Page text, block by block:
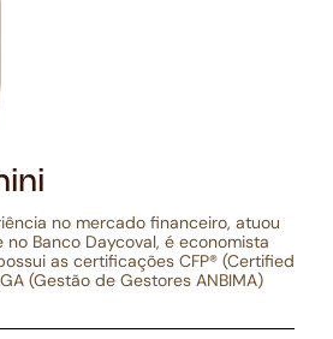
no mercado financeiro, atuou
no Banco Daycoval, é economista
as certificações CFP® (Certified
(Gestão de Gestores ANBIMA)